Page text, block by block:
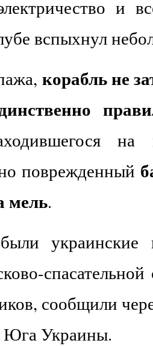
и
вспыхнул
корабль не
поврежденный
мель.
украинские
сообщили
Украины.